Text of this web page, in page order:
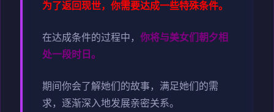
为了返回现世，你需要达成一些特殊条件。
在达成条件的过程中， 你将与美女们朝夕相
处一段时日。
期间你会了解她们的故事，满足她们的需
求，逐渐深入地发展亲密关系。